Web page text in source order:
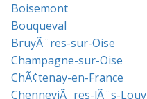
Boisemont
Bouqueval
BruyÃ¨res-sur-Oise
Champagne-sur-Oise
ChÃ¢tenay-en-France
ChenneviÃ¨res-lÃ¨s-